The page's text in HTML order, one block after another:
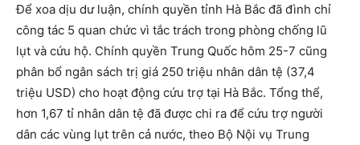
Để xoa dịu dư luận, chính quyền tỉnh Hà Bắc đã đình chỉ
công tác 5 quan chức vì tắc trách trong phòng chống lũ
lụt và cứu hộ. Chính quyền Trung Quốc hôm 25-7 cũng
phân bổ ngân sách trị giá 250 triệu nhân dân tệ (37,4
triệu USD) cho hoạt động cứu trợ tại Hà Bắc. Tổng thể,
hơn 1,67 tỉ nhân dân tệ đã được chi ra để cứu trợ người
dân các vùng lụt trên cả nước, theo Bộ Nội vụ Trung